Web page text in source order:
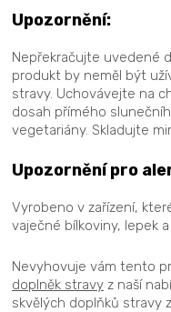
Upozornění:
Nepřekračujte uvedené
produkt by neměl být
stravy. Uchovávejte na
dosah přímého
vegetariány. Skladujte
Upozornění pro
Vyrobeno v zařízení,
vaječné bílkoviny, lepek a
Nevyhovuje vám tento
doplněk stravy z naší
skvělých doplňků stravy